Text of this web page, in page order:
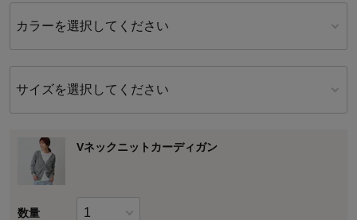
カラーを選択してください
サイズを選択してください
Vネックニットカーディガン
数量